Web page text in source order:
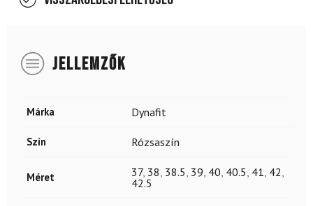
JELLEMZŐK
Márka Dynafit
Szín Rózsaszín
Méret 37, 38 38.5 39 40 40.5 41 42
42.5